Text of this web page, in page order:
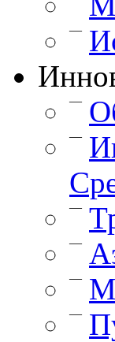
—
—
—
—
—
—
—